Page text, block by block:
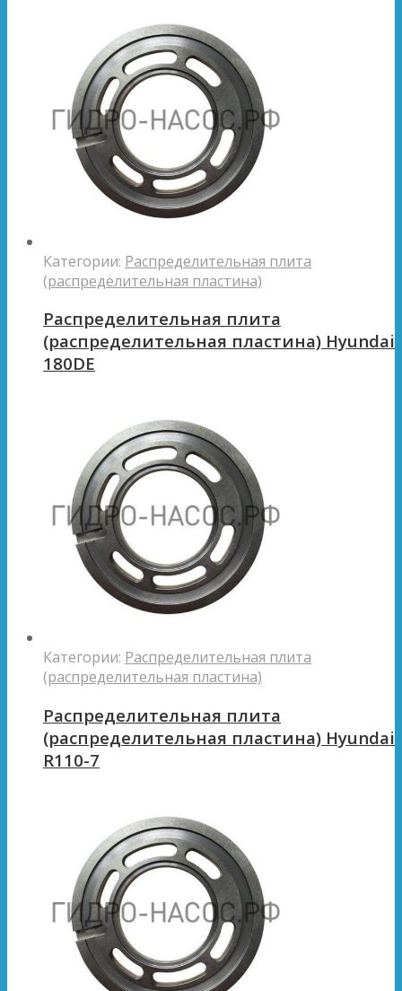
Категории: Распределительная плита
(распределительная пластина)
Распределительная плита
(распределительная пластина) Hyundai
180DE
Категории: Распределительная плита
(распределительная пластина)
Распределительная плита
(распределительная пластина) Hyundai
R110-7